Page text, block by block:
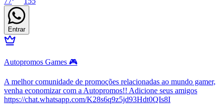
Entrar
Autopromos Games 🎮
A melhor comunidade de promoções relacionadas ao mundo gamer,
venha economizar com a Autopromos!! Adicione seus amigos
https://chat.whatsapp.com/K28s6q9z5jd93Hdt0QIs8I